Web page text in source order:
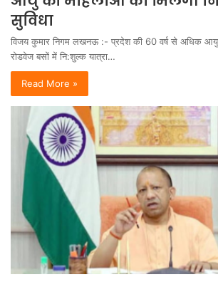
सुविधा
विजय कुमार निगम लखनऊ :- प्रदेश की 60 वर्ष से अधिक
रोडवेज बसों में नि:शुल्क यात्रा…
Read More »